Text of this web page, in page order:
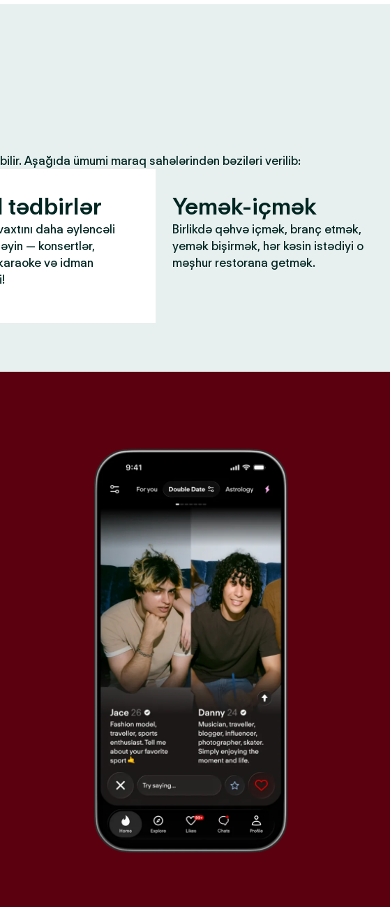
Aşağıda ümumi maraq sahələrindən bəziləri verilib:
tədbirlər
daha əyləncəli
— konsertlər,
və idman
Yemək-içmək
Birlikdə qəhvə içmək, branç etmək,
yemək bişirmək, hər kəsin istədiyi o
məşhur restorana getmək.